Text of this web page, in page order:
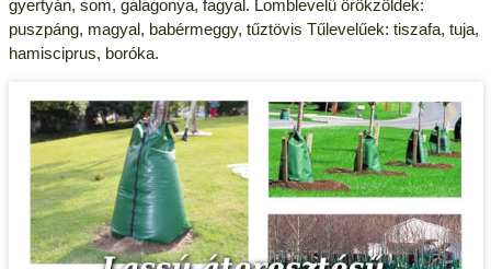
gyertyán, som, galagonya, fagyal. Lomblevelű örökzöldek:
puszpáng, magyal, babérmeggy, tűztövis Tűlevelűek: tiszafa, tuja,
hamisciprus, boróka.